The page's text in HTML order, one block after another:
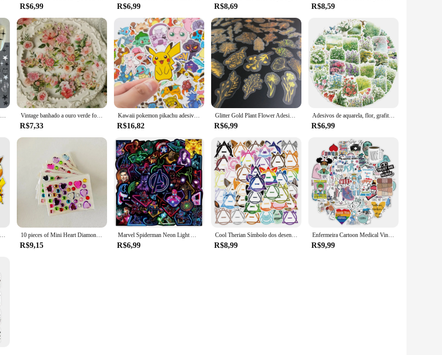
are safe and comfortable, while also enjoying the convenience of a product that is easy to use and maintain. Whether you're
the grip on your stairs, these adhesives are an essential addition to any home or business.
R$6,99 R$6,99 R$8,69 R$8,59
Preto prata gato animais etiqueta do prego decalques y2k encantos bonito cão dos desenhos animados adesivo sliders folhas para manicure decoração da arte do prego Vintage banhado a ouro verde folha flor notebook adesivos, Scrapbook decoração, 40 folhas por pacote
R$7,33
Kawaii pokemon pikachu adesivos para motocicleta, telefone, carro, skate, laptop, impermeável, brinquedo clássico para crianças, 10/50/100pcs
R$16,82
Glitter Gold Plant Flower Adesivos, decalques decorativos transparentes à prova d'água, Etiqueta adesiva PET, 80 pcs
R$6,99
Adesivos de aquarela, flor, grafite, impermeável, diy, para bagagem, computador, telefone, skate, 50pcs
R$6,99
Pacote Impermeável Pokémon Anime Adesivos, Pikachu, Caixa Do Telefone, Pele Bonito Do Laptop, Papelaria Kawaii, Art Supplies, 50Pcs 10 pieces of Mini Heart Diamond sticker Plum Blossom Star color acrylic flower sticker make-up eye patch children
R$9,15
Marvel Spiderman Neon Light Adesivos Pack, Decalque, Laptop, Guitarra, Carro, Papelaria, Bagagem, Graffiti, Adesivo, Crianças, 50 Pcs, 100Pcs
R$6,99
Cool Therian Símbolo dos desenhos animados adesivos, Decalques DIY estética, telefone, laptop, viagem, bagagem, skate, grafite, brinquedo adesivo, 50pcs
R$8,99
Enfermeira Cartoon Medical Vinyl Decal, Pacote de adesivos de enfermagem impermeável, perfeito para MacBook, telefone, laptop, 50pcs
R$9,99